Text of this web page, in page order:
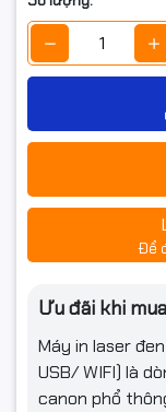
Để
Ưu đãi khi
Máy in laser
USB/ WIFI) là
canon phổ
Máy in